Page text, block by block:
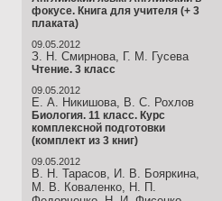
фокусе. Книга для учителя (+ 3
плаката)
09.05.2012
З. Н. Смирнова, Г. М. Гусева
Чтение. 3 класс
09.05.2012
Е. А. Никишова, В. С. Рохлов
Биология. 11 класс. Курс
комплексной подготовки
(комплект из 3 книг)
09.05.2012
В. Н. Тарасов, И. В. Бояркина,
М. В. Коваленко, Н. П.